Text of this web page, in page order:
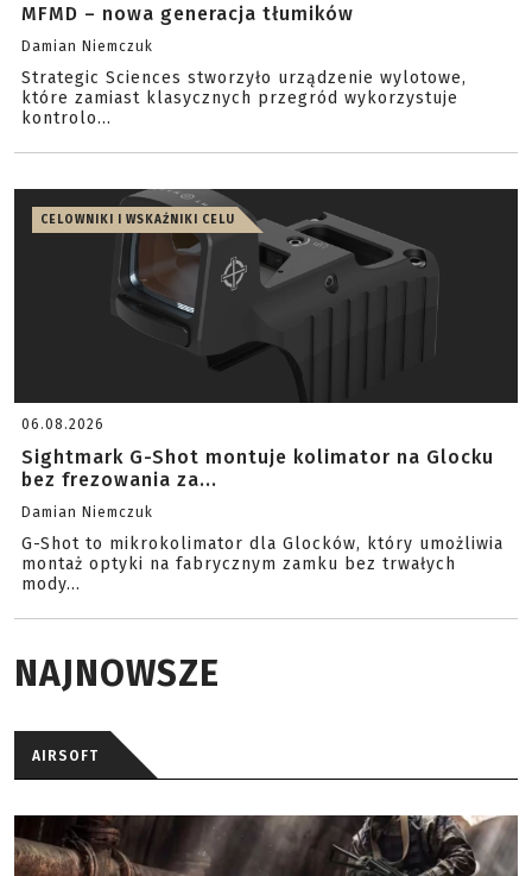
MFMD – nowa generacja tłumików
Damian Niemczuk
Strategic Sciences stworzyło urządzenie wylotowe,
które zamiast klasycznych przegród wykorzystuje
kontrolo...
CELOWNIKI I WSKAŹNIKI CELU
06.08.2026
Sightmark G-Shot montuje kolimator na Glocku
bez frezowania za...
Damian Niemczuk
G-Shot to mikrokolimator dla Glocków, który umożliwia
montaż optyki na fabrycznym zamku bez trwałych
mody...
NAJNOWSZE
AIRSOFT